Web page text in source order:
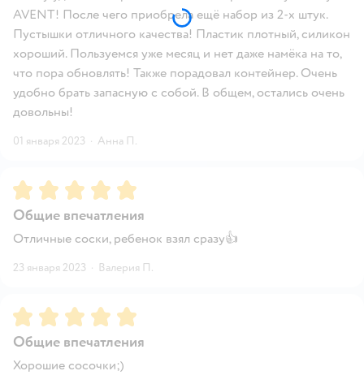
AVENT! После чего приобрела ещё набор из 2-х штук.
Пустышки отличного качества! Пластик плотный, силикон
хороший. Пользуемся уже месяц и нет даже намёка на то,
что пора обновлять! Также порадовал контейнер. Очень
удобно брать запасную с собой. В общем, остались очень
довольны!
01 января 2023 · Анна П.
Рейтинг:5
Общие впечатления
Отличные соски, ребенок взял сразу👍
23 января 2023 · Валерия П.
Рейтинг:5
Общие впечатления
Хорошие сосочки;)